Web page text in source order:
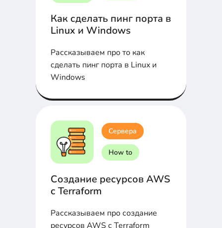
Как сделать пинг порта в
Linux и Windows
Рассказываем про то как
сделать пинг порта в Linux и
Windows
Сервера
How to
Создание ресурсов AWS
с Terraform
Рассказываем про создание
ресурсов AWS с Terraform